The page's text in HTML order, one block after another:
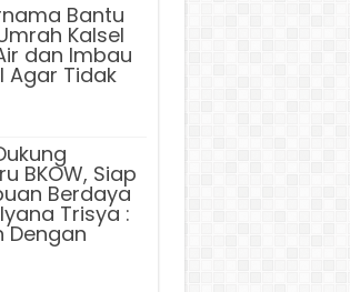
Bantu
Kalsel
dan Imbau
Agar Tidak
BKOW, Siap
Berdaya
Trisya :
Dengan